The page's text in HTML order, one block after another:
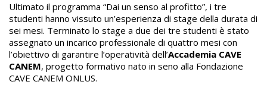
Ultimato il programma “Dai un senso al profitto”, i tre
studenti hanno vissuto un’esperienza di stage della durata di
sei mesi. Terminato lo stage a due dei tre studenti è stato
assegnato un incarico professionale di quattro mesi con
l’obiettivo di garantire l’operatività dell’Accademia CAVE
CANEM, progetto formativo nato in seno alla Fondazione
CAVE CANEM ONLUS.